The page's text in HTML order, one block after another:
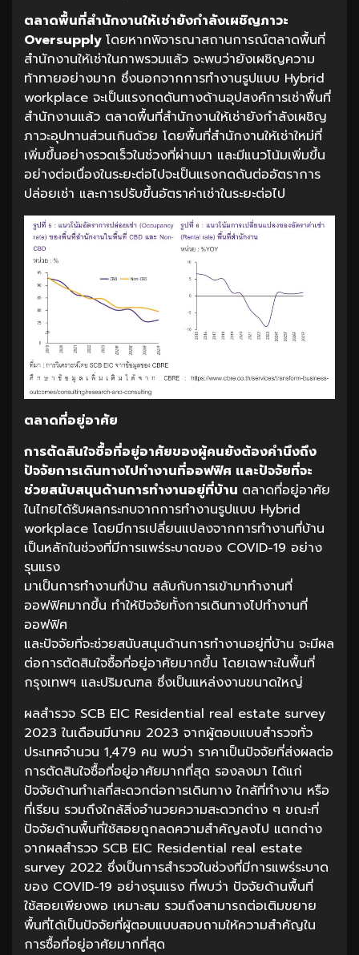
ตลาดพื้นที่สำนักงานให้เช่ายังกำลังเผชิญภาวะ
Oversupply โดยหากพิจารณาสถานการณ์ตลาดพื้นที่
สำนักงานให้เช่าในภาพรวมแล้ว จะพบว่ายังเผชิญความ
ท้าทายอย่างมาก ซึ่งนอกจากการทำงานรูปแบบ Hybrid
workplace จะเป็นแรงกดดันทางด้านอุปสงค์การเช่าพื้นที่
สำนักงานแล้ว ตลาดพื้นที่สำนักงานให้เช่ายังกำลังเผชิญ
ภาวะอุปทานส่วนเกินด้วย โดยพื้นที่สำนักงานให้เช่าใหม่ที่
เพิ่มขึ้นอย่างรวดเร็วในช่วงที่ผ่านมา และมีแนวโน้มเพิ่มขึ้น
อย่างต่อเนื่องในระยะต่อไปจะเป็นแรงกดดันต่ออัตราการ
ปล่อยเช่า และการปรับขึ้นอัตราค่าเช่าในระยะต่อไป
ตลาดที่อยู่อาศัย
การตัดสินใจซื้อที่อยู่อาศัยของผู้คนยังต้องคำนึงถึง
ปัจจัยการเดินทางไปทำงานที่ออฟฟิศ และปัจจัยที่จะ
ช่วยสนับสนุนด้านการทำงานอยู่ที่บ้าน ตลาดที่อยู่อาศัย
ในไทยได้รับผลกระทบจากการทำงานรูปแบบ Hybrid
workplace โดยมีการเปลี่ยนแปลงจากการทำงานที่บ้าน
เป็นหลักในช่วงที่มีการแพร่ระบาดของ COVID-19 อย่าง
รุนแรง
มาเป็นการทำงานที่บ้าน สลับกับการเข้ามาทำงานที่
ออฟฟิศมากขึ้น ทำให้ปัจจัยทั้งการเดินทางไปทำงานที่
ออฟฟิศ
และปัจจัยที่จะช่วยสนับสนุนด้านการทำงานอยู่ที่บ้าน จะมีผล
ต่อการตัดสินใจซื้อที่อยู่อาศัยมากขึ้น โดยเฉพาะในพื้นที่
กรุงเทพฯ และปริมณฑล ซึ่งเป็นแหล่งงานขนาดใหญ่
ผลสำรวจ SCB EIC Residential real estate survey
2023 ในเดือนมีนาคม 2023 จากผู้ตอบแบบสำรวจทั่ว
ประเทศจำนวน 1,479 คน พบว่า ราคาเป็นปัจจัยที่ส่งผลต่อ
การตัดสินใจซื้อที่อยู่อาศัยมากที่สุด รองลงมา ได้แก่
ปัจจัยด้านทำเลที่สะดวกต่อการเดินทาง ใกล้ที่ทำงาน หรือ
ที่เรียน รวมถึงใกล้สิ่งอำนวยความสะดวกต่าง ๆ ขณะที่
ปัจจัยด้านพื้นที่ใช้สอยถูกลดความสำคัญลงไป แตกต่าง
จากผลสำรวจ SCB EIC Residential real estate
survey 2022 ซึ่งเป็นการสำรวจในช่วงที่มีการแพร่ระบาด
ของ COVID-19 อย่างรุนแรง ที่พบว่า ปัจจัยด้านพื้นที่
ใช้สอยเพียงพอ เหมาะสม รวมถึงสามารถต่อเติมขยาย
พื้นที่ได้เป็นปัจจัยที่ผู้ตอบแบบสอบถามให้ความสำคัญใน
การซื้อที่อยู่อาศัยมากที่สุด